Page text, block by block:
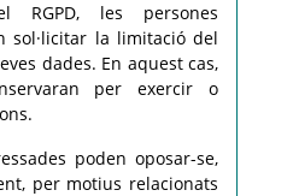
RGPD, les persones
sol·licitar la limitació del
dades. En aquest cas,
per exercir o
poden oposar-se,
per motius relacionats